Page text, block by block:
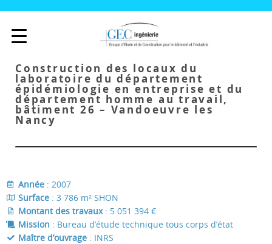
Construction des locaux du
laboratoire du département
épidémiologie en entreprise et du
département homme au travail,
bâtiment 26 – Vandoeuvre les
Nancy
Année : 2007
Surface : 3 786 m² SHON
Montant des travaux : 5 051 394 €
Mission : Bureau d’étude technique tous corps d’état
Maître d’ouvrage : INRS